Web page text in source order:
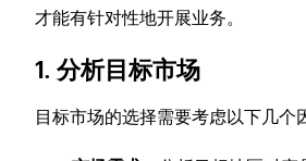
才能有针对性地开展业务。
1. 分析目标市场
目标市场的选择需要考虑以下几个